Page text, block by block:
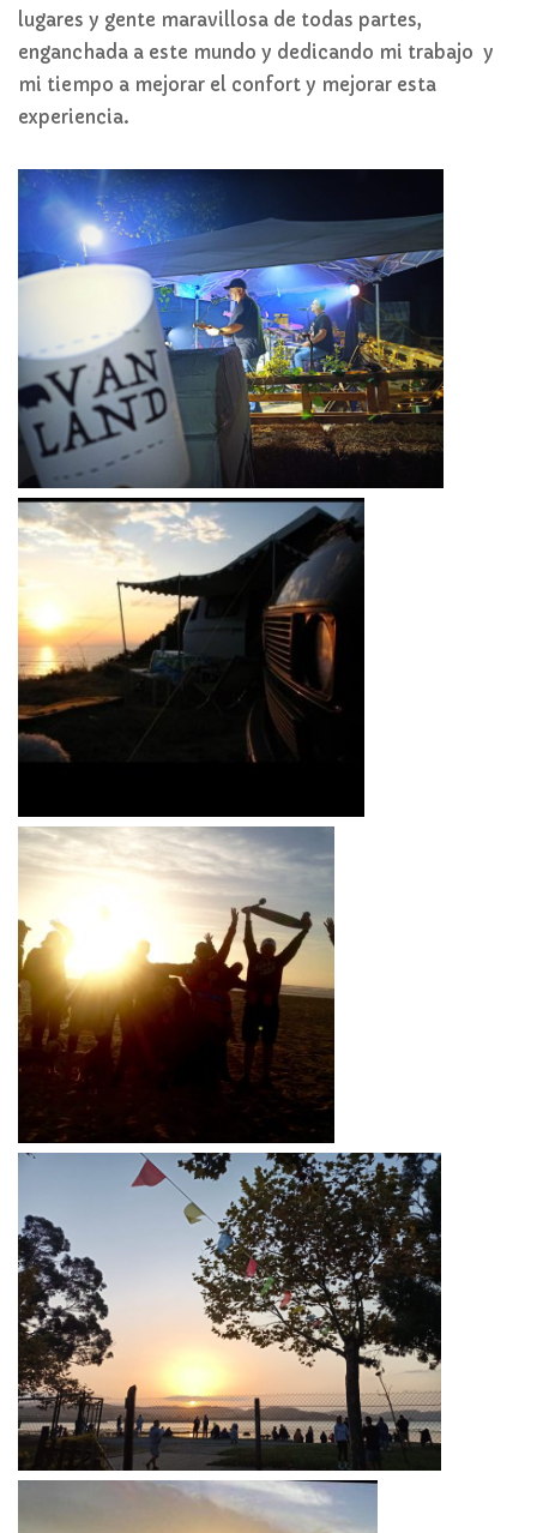
lugares y gente maravillosa de todas partes,
enganchada a este mundo y dedicando mi trabajo y
mi tiempo a mejorar el confort y mejorar esta
experiencia.